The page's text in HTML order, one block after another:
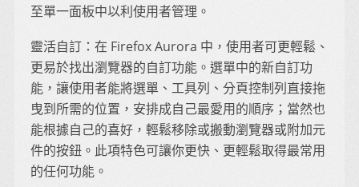
至單一面板中以利使用者管理。
靈活自訂：在 Firefox Aurora 中，使用者可更輕鬆、
更易於找出瀏覽器的自訂功能。選單中的新自訂功
能，讓使用者能將選單、工具列、分頁控制列直接拖
曳到所需的位置，安排成自己最愛用的順序；當然也
能根據自己的喜好，輕鬆移除或搬動瀏覽器或附加元
件的按鈕。此項特色可讓你更快、更輕鬆取得最常用
的任何功能。